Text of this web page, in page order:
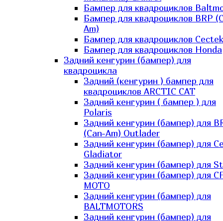
Бампер для квадроциклов
Бампер для квадроциклов BRP
Am)
Бампер для квадроциклов Cectek
Бампер для квадроциклов Honda
Задний кенгурин (бампер) для
квадроцикла
Задний (кенгурин ) бампер для
квадроциклов ARCTIC CAT
Задний кенгурин ( бампер ) для
Polaris
Задний кенгурин (бампер) для
(Can-Am) Outlader
Задний кенгурин (бампер) для
Gladiator
Задний кенгурин (бампер) для
Задний кенгурин (бампер) для
MOTO
Задний кенгурин (бампер) для
BALTMOTORS
Задний кенгурин (бампер) для